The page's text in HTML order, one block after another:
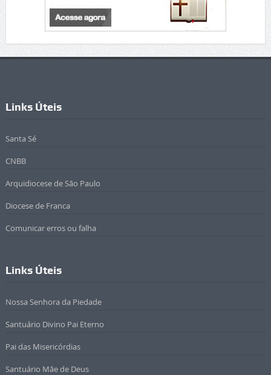
Links Úteis
Santa Sé
CNBB
Arquidiocese de São Paulo
Diocese de Franca
Comunicar erros ou falha
Links Úteis
Nossa Senhora da Piedade
Santuário Divino Pai Eterno
Pai das Misericórdias
Santuário Mãe de Deus